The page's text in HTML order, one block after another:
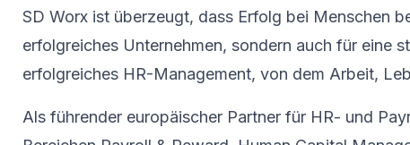
SD Worx ist überzeugt, dass Erfolg bei Menschen
erfolgreiches Unternehmen, sondern auch für eine
erfolgreiches HR-Management, von dem Arbeit,
Als führender europäischer Partner für HR- und